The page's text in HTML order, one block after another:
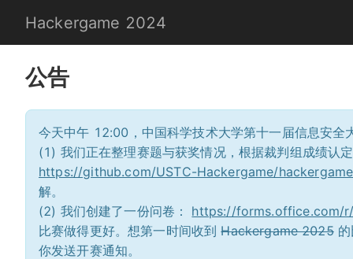
Hackergame 2024
公告
今天中午 12:00，中国科学技术大学第十一届信息安全
(1) 我们正在整理赛题与获奖情况，根据裁判组成绩认
https://github.com/USTC-Hackergame/
解。
(2) 我们创建了一份问卷： https://forms.office.com/
比赛做得更好。想第一时间收到Hackergame 2025的
你发送开赛通知。